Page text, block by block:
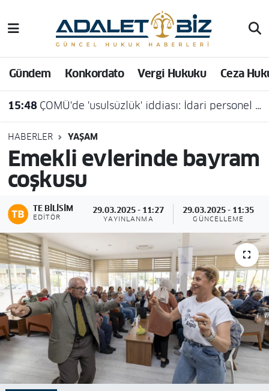
Gündem Konkordato Vergi Hukuku Ceza
15:48 ÇOMÜ'de 'usulsüzlük' iddiası: İdari personel açığa alındı
HABERLER YAŞAM
Emekli evlerinde bayram
coşkusu
TE BILISIM
EDITÖR
29.03.2025 - 11:27
YAYINLANMA
29.03.2025 - 11:35
GÜNCELLEME
Hava Durumu
Trafik Durumu
Süper Lig Puan Durumu ve Fikstür
Tüm Manşetler
Son Dakika Haberleri